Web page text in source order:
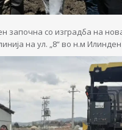
започна со изградба на
на ул. „8“ во н.м Илинден